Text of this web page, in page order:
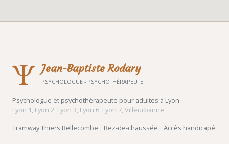
Ψ Jean-Baptiste Rodary
PSYCHOLOGUE - PSYCHOTHÉRAPEUTE
Psychologue et psychothérapeute pour adultes à Lyon
Lyon 1, Lyon 2, Lyon 3, Lyon 6, Lyon 7, Villeurbanne
Tramway Thiers Bellecombe
Rez-de-chaussée Accès handicapé